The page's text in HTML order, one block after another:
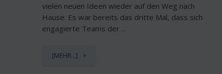
vielen neuen Ideen wieder auf den Weg nach
Hause. Es war bereits das dritte Mal, dass sich
engagierte Teams der ...
[MEHR...]